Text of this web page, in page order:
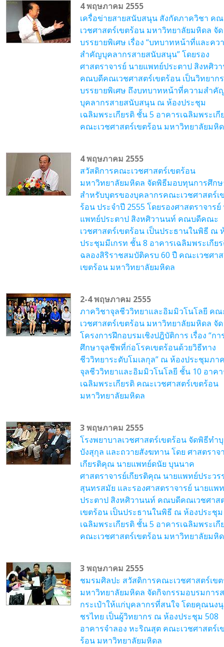
4 พฤษภาคม 2555
เครื่อข่ายสายสนับสนุน สังกัดภาควิชา ค
เวชศาสตร์เขตร้อน มหาวิทยาลัยมหิดล จัด
บรรยายพิเศษ เรื่อง “บทบาทหน้าที่และคว
สำคัญบุคลากรสายสนับสนุน” โดยรอง
ศาสตราจารย์ นายแพทย์ประตาป สิงหศิว
คณบดีคณเวชศาสตร์เขตร้อน เป็นวิทยากร
บรรยายพิเศษ ถึงบทบาทหน้าที่ความสำคั
บุคลากรสายสนับสนุน ณ ห้องประชุม
เฉลิมพระเกียรติ ชั้น 5 อาคารเฉลิมพระเกี
คณะเวชศาสตร์เขตร้อน มหาวิทยาลัยมหิ
4 พฤษภาคม 2555
สวัสดิการคณะเวชศาสตร์เขตร้อน
มหาวิทยาลัยมหิดล จัดพิธีมอบทุนการศึก
สำหรับบุตรของบุคลากรคณะเวชศาสตร์เ
ร้อน ประจำปี 2555 โดยรองศาสตราจารย์
แพทย์ประตาป สิงหศิวานนท์ คณบดีคณะ
เวชศาสตร์เขตร้อน เป็นประธานในพิธี ณ
ประชุมมีเกรท ชั้น 8 อาคารเฉลิมพระเกีย
ฉลองสิริราชสมบัติครบ 60 ปื คณะเวชศา
เขตร้อน มหาวิทยาลัยมหิดล
2-4 พฤษภาคม 2555
ภาควิชาจุลชีววิทยาและอิมมิวโนโลยี คณ
เวชศาสตร์เขตร้อน มหาวิทยาลัยมหิดล จัด
โครงการฝึกอบรมเชิงปฎิบัติการ เรื่อง “กา
ศึกษาจุลชีพที่ก่อโรคเขตร้อนด้วยวิธีทาง
ชีววิทยาระดับโมเลกุล” ณ ห้องประชุมภา
จุลชีววิทยาและอิมมิวโนโลยี ชั้น 10 อาค
เฉลิมพระเกียรติ คณะเวชศาสตร์เขตร้อน
มหาวิทยาลัยมหิดล
3 พฤษภาคม 2555
โรงพยาบาลเวชศาสตร์เขตร้อน จัดพิธีทำ
บังสุกุล และถวายสังฆทาน โดย ศาสตราจ
เกียรติคุณ นายแพทย์ดนัย บุนนาค
ศาสตราจารย์เกียรติคุณ นายแพทย์ประว
สุนทรสมัย และรองศาสตราจารย์ นายแพ
ประตาป สิงหศิวานนท์ คณบดีคณเวชศาส
เขตร้อน เป็นประธานในพิธี ณ ห้องประชุม
เฉลิมพระเกียรติ ชั้น 5 อาคารเฉลิมพระเกี
คณะเวชศาสตร์เขตร้อน มหาวิทยาลัยมหิ
3 พฤษภาคม 2555
ชมรมศิลปะ สวัสดิการคณะเวชศาสตร์เข
มหาวิทยาลัยมหิดล จัดกิจกรรมอบรมการ
กระเป๋าให้แก่บุคลากรที่สนใจ โดยคุณนง
ชรไทย เป็นผู้วิทยากร ณ ห้องประชุม 508
อาคารจำลอง หะริณสุต คณะเวชศาสตร์เ
ร้อน มหาวิทยาลัยมหิดล